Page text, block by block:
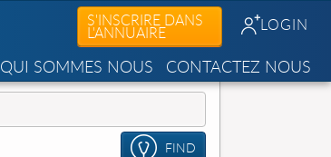
S'INSCRIRE DANS
L'ANNUAIRE LOGIN
QUI SOMMES NOUS CONTACTEZ NOUS
FIND